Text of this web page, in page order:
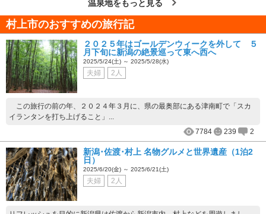
温泉地をもっと見る
村上市のおすすめの旅行記
２０２５年はゴールデンウィークを外して ５
月下旬に新潟の絶景巡って東へ西へ
2025/5/24(土) ～ 2025/5/28(水)
夫婦 2人
この旅行の前の年、２０２４年３月に、県の最奥部にある津南町で「スカ
イランタンを打ち上げること」...
7784
239 2
新潟･佐渡･村上 名物グルメと世界遺産（1泊2
日）
2025/6/20(金) ～ 2025/6/21(土)
夫婦 2人